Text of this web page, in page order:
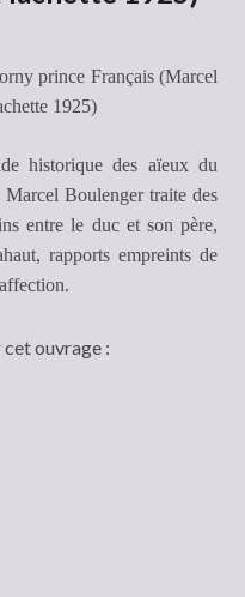
prince Français (Marcel
1925)
historique des aïeux du
Boulenger traite des
entre le duc et son père,
rapports empreints de
ouvrage :